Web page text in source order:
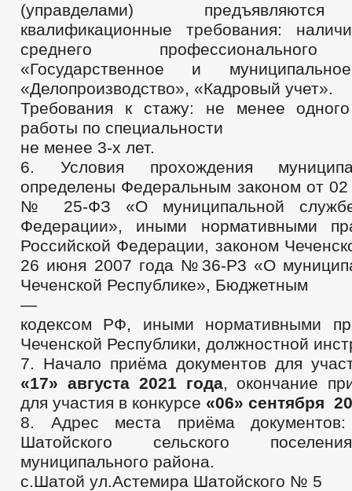
(управделами)
квалификационные требования:
среднего профессионального
«Государственное и
«Делопроизводство», «Кадровый учет».
Требования к стажу: не менее
работы по специальности
не менее 3-х лет.
6. Условия прохождения
определены Федеральным законом от
№ 25-ФЗ «О муниципальной
Федерации», иными нормативными
Российской Федерации, законом
26 июня 2007 года №36-Р3 «О
Чеченской Республике», Бюджетным
—
кодексом РФ, иными нормативными
Чеченской Республики, должностной
7. Начало приёма документов для
«17» августа 2021 года, окончание
для участия в конкурсе «06» сентября
8. Адрес места приёма документов:
Шатойского сельского
муниципального района.
с.Шатой ул.Астемира Шатойского № 5